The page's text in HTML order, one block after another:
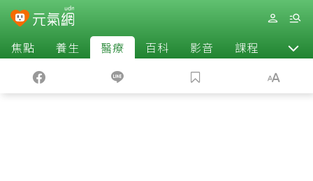
焦點 養生 醫療 百科 影音 課程 退休